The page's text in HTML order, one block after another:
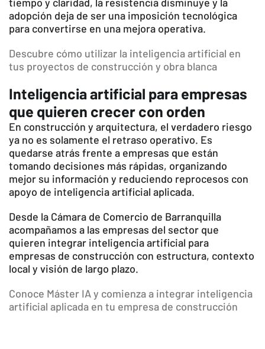
adopción deja de ser una imposición tecnológica
para convertirse en una mejora operativa.
Descubre cómo utilizar la inteligencia artificial en
tus proyectos de construcción y obra blanca
Inteligencia artificial para empresas
que quieren crecer con orden
En construcción y arquitectura, el verdadero riesgo
ya no es solamente el retraso operativo. Es
quedarse atrás frente a empresas que están
tomando decisiones más rápidas, organizando
mejor su información y reduciendo reprocesos con
apoyo de inteligencia artificial aplicada.
Desde la Cámara de Comercio de Barranquilla
acompañamos a las empresas del sector que
quieren integrar inteligencia artificial para
empresas de construcción con estructura, contexto
local y visión de largo plazo.
Conoce Máster IA y comienza a integrar inteligencia
artificial aplicada en tu empresa de construcción